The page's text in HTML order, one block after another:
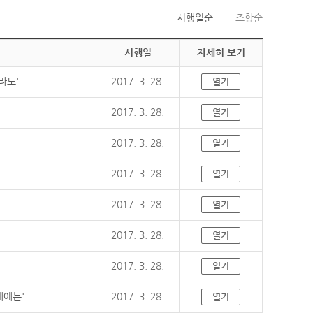
시행일순 조항순
시행일 자세히 보기
도' 2017. 3. 28. 열기
2017. 3. 28. 열기
2017. 3. 28. 열기
2017. 3. 28. 열기
2017. 3. 28. 열기
2017. 3. 28. 열기
2017. 3. 28. 열기
에는' 2017. 3. 28. 열기